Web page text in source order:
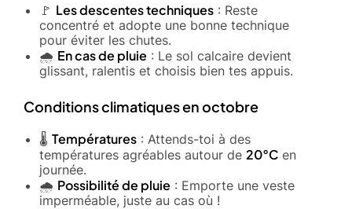
🚩 Les descentes techniques : Reste
concentré et adopte une bonne technique
pour éviter les chutes.
🌧️ En cas de pluie : Le sol calcaire devient
glissant, ralentis et choisis bien tes appuis.
Conditions climatiques en octobre
🌡️ Températures : Attends-toi à des
températures agréables autour de 20°C en
journée.
🌧️ Possibilité de pluie : Emporte une veste
imperméable, juste au cas où !